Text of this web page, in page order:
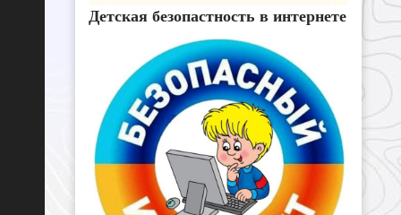
Детская безопастность в интернете